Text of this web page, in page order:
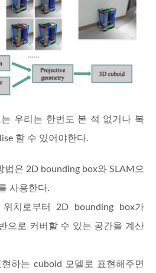
우리는 한번도 본 적 없거나 복
할 수 있어야한다.
법은 2D bounding box와 SLAM으
사용한다.
위치로부터 2D bounding box가
으로 커버할 수 있는 공간을 계산
하는 cuboid 모델로 표현해주면